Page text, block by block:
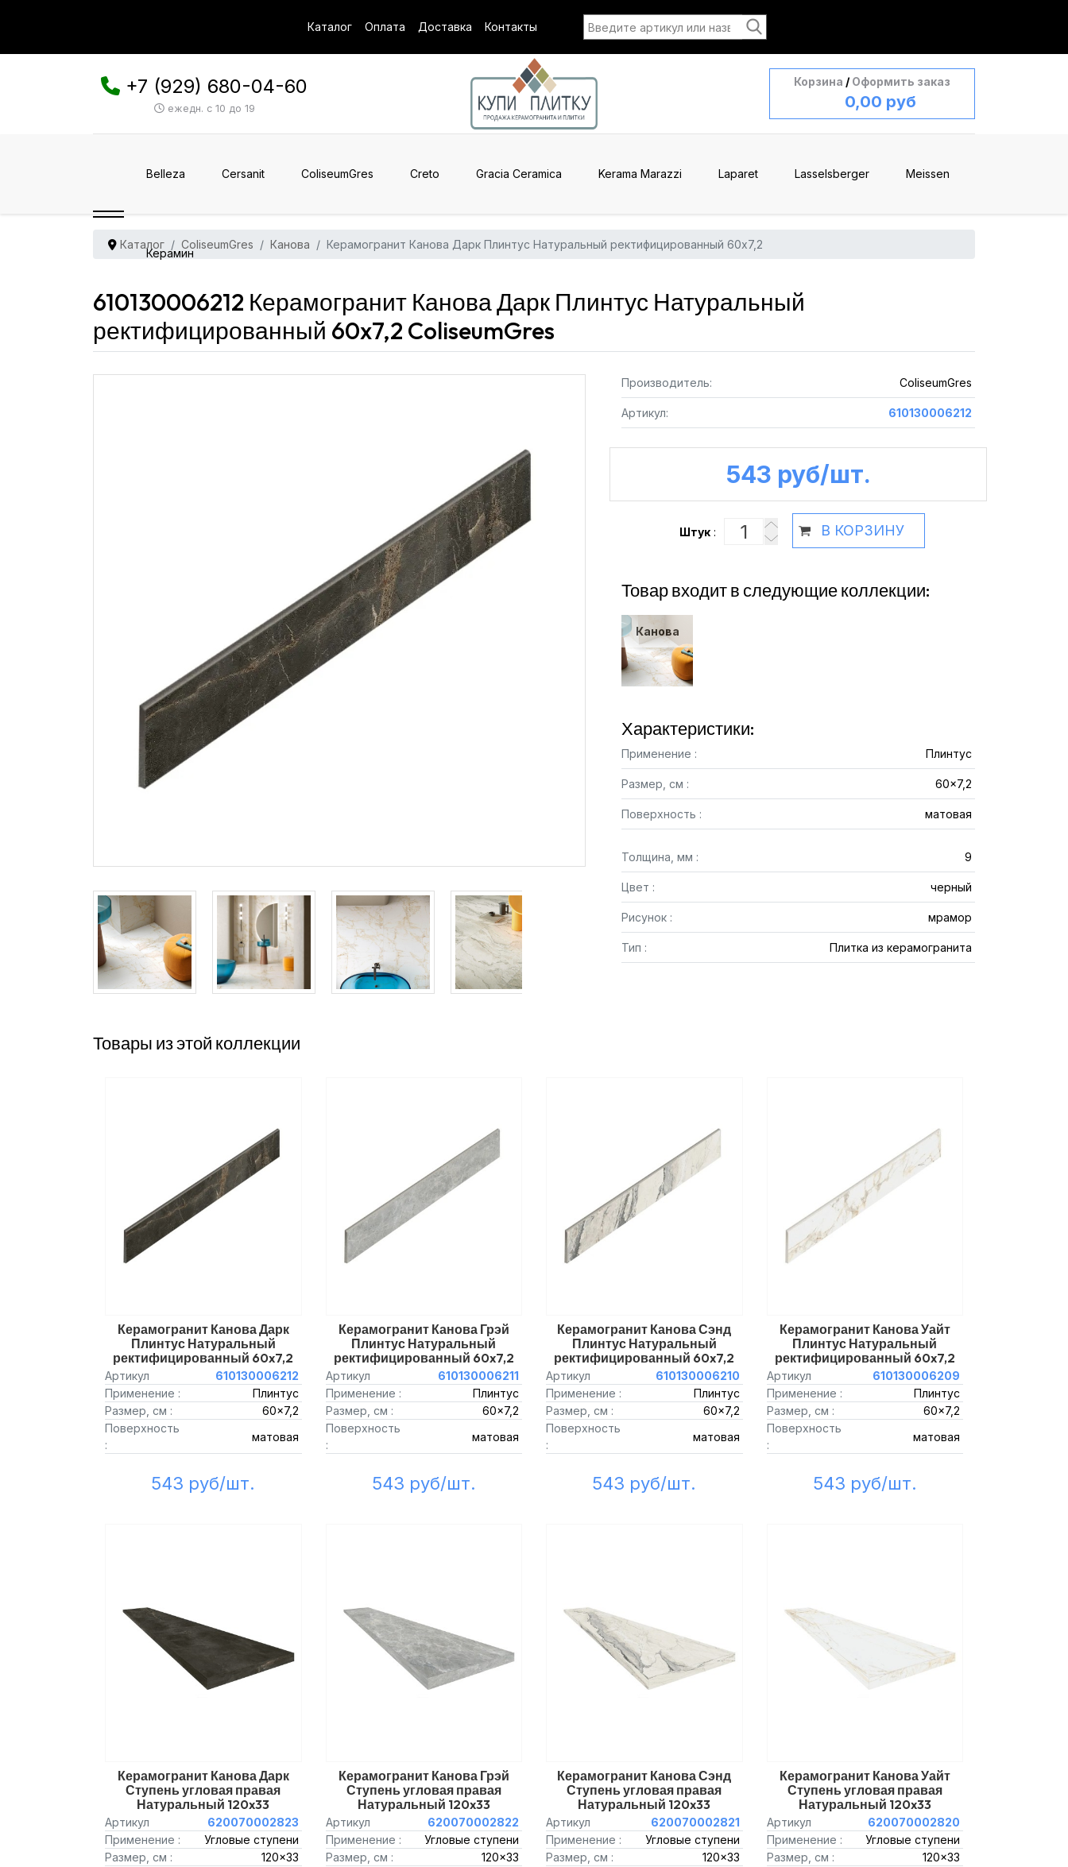
Каталог Оплата Доставка Контакты
+7 (929) 680-04-60
ежедн. с 10 до 19
Корзина / Оформить заказ
0,00 руб
Belleza Cersanit ColiseumGres Creto Gracia Ceramica Kerama Marazzi Laparet Lasselsberger Meissen
Керамин
Каталог ColiseumGres Канова Керамогранит Канова Дарк Плинтус Натуральный ректифицированный 60x7,2
610130006212 Керамогранит Канова Дарк Плинтус Натуральный
ректифицированный 60x7,2 ColiseumGres
Производитель: ColiseumGres
Артикул: 610130006212
543 руб /шт.
Штук : В КОРЗИНУ
Товар входит в следующие коллекции:
Канова
Характеристики:
Применение : Плинтус
Размер, см : 60x7,2
Поверхность : матовая
Толщина, мм : 9
Цвет : черный
Рисунок : мрамор
Тип : Плитка из керамогранита
Товары из этой коллекции
Керамогранит Канова Дарк
Плинтус Натуральный
ректифицированный 60x7,2
Артикул
610130006212
Применение :
Плинтус
Размер, см :
60x7,2
Поверхность
:
матовая
543 руб/шт.
Керамогранит Канова Грэй
Плинтус Натуральный
ректифицированный 60x7,2
Артикул
610130006211
Применение :
Плинтус
Размер, см :
60x7,2
Поверхность
:
матовая
543 руб/шт.
Керамогранит Канова Сэнд
Плинтус Натуральный
ректифицированный 60x7,2
Артикул
610130006210
Применение :
Плинтус
Размер, см :
60x7,2
Поверхность
:
матовая
543 руб/шт.
Керамогранит Канова Уайт
Плинтус Натуральный
ректифицированный 60x7,2
Артикул
610130006209
Применение :
Плинтус
Размер, см :
60x7,2
Поверхность
:
матовая
543 руб/шт.
Керамогранит Канова Дарк
Ступень угловая правая
Натуральный 120x33
Артикул
620070002823
Применение :
Угловые ступени
Размер, см :
120x33
Керамогранит Канова Грэй
Ступень угловая правая
Натуральный 120x33
Артикул
620070002822
Применение :
Угловые ступени
Размер, см :
120x33
Керамогранит Канова Сэнд
Ступень угловая правая
Натуральный 120x33
Артикул
620070002821
Применение :
Угловые ступени
Размер, см :
120x33
Керамогранит Канова Уайт
Ступень угловая правая
Натуральный 120x33
Артикул
620070002820
Применение :
Угловые ступени
Размер, см :
120x33